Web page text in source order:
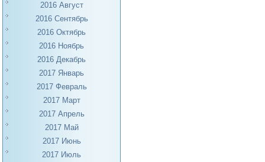
2016 Август
2016 Сентябрь
2016 Октябрь
2016 Ноябрь
2016 Декабрь
2017 Январь
2017 Февраль
2017 Март
2017 Апрель
2017 Май
2017 Июнь
2017 Июль